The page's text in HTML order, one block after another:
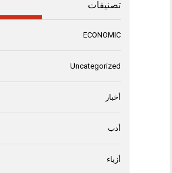
تصنيفات
ECONOMIC
Uncategorized
أخبار
أدب
أزياء